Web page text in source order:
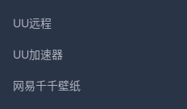
UU远程
UU加速器
网易千千壁纸